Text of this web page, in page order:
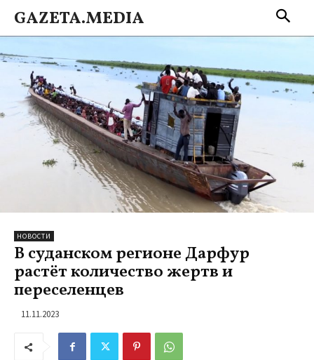
GAZETA.MEDIA
НОВОСТИ
В суданском регионе Дарфур
растёт количество жертв и
переселенцев
11.11.2023